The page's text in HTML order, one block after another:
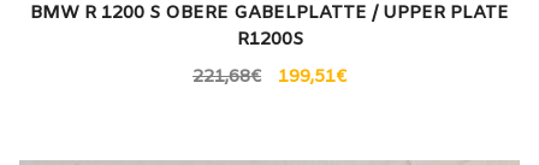
BMW R 1200 S OBERE GABELPLATTE / UPPER PLATE
R1200S
221,68€ 199,51€